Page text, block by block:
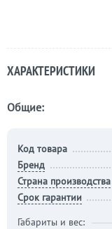
ХАРАКТЕРИСТИКИ
Общие:
Код товара
Бренд
Страна производства
Срок гарантии
Габариты и вес: